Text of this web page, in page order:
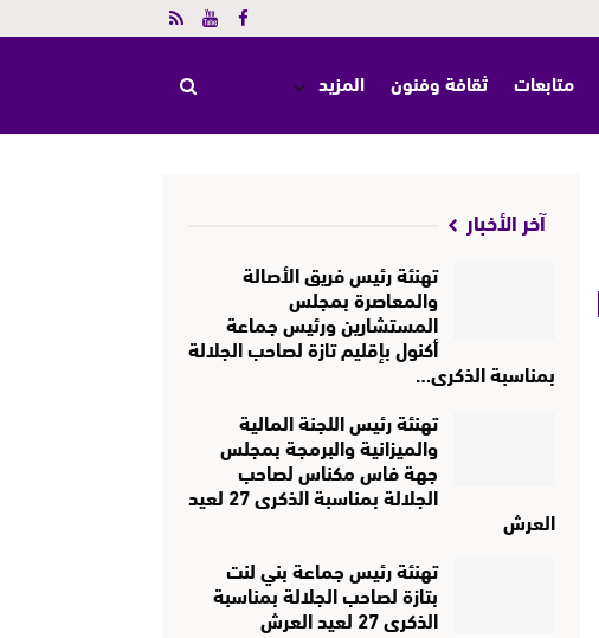
متابعات ثقافة وفنون المزيد
آخر الأخبار
تهنئة رئيس فريق الأصالة
والمعاصرة بمجلس
المستشارين ورئيس جماعة
أكنول بإقليم تازة لصاحب الجلالة
بمناسبة الذكرى…
تهنئة رئيس اللجنة المالية
والميزانية والبرمجة بمجلس
جهة فاس مكناس لصاحب
الجلالة بمناسبة الذكرى 27 لعيد
العرش
تهنئة رئيس جماعة بني لنت
بتازة لصاحب الجلالة بمناسبة
الذكرى 27 لعيد العرش